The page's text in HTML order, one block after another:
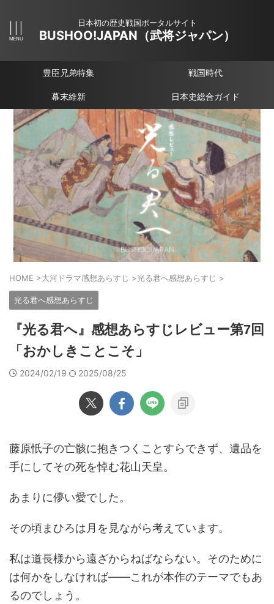
日本初の歴史戦国ポータルサイト
BUSHOO!JAPAN（武将ジャパン）
豊臣兄弟特集 戦国時代
幕末維新 日本史総合ガイド
HOME >大河ドラマ感想あらすじ >光る君へ感想あらすじ >
光る君へ感想あらすじ
『光る君へ』感想あらすじレビュー第7回
「おかしきことこそ」
2024/02/19 2025/08/25
藤原忯子の亡骸に抱きつくことすらできず、遺品を
手にしてその死を悼む花山天皇。
あまりに儚い愛でした。
その頃まひろは月を見ながら考えています。
私は道長様から遠ざからねばならない。そのために
は何かをしなければ――これが本作のテーマでもあ
るのでしょう。